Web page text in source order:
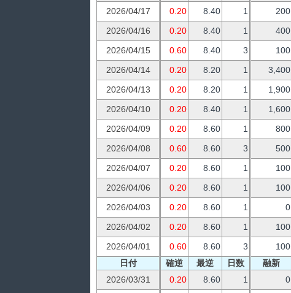
2026/04/17
0.20 8.40 1 200
2026/04/16
0.20 8.40 1 400
2026/04/15
0.60 8.40 3 100
2026/04/14
0.20 8.20 1 3,400
2026/04/13
0.20 8.20 1 1,900
2026/04/10
0.20 8.40 1 1,600
2026/04/09
0.20 8.60 1 800
2026/04/08
0.60 8.60 3 500
2026/04/07
0.20 8.60 1 100
2026/04/06
0.20 8.60 1 100
2026/04/03
0.20 8.60 1 0
2026/04/02
0.20 8.60 1 100
2026/04/01
0.60 8.60 3 100
日付
確逆 最逆 日数 融新
2026/03/31
0.20 8.60 1 0